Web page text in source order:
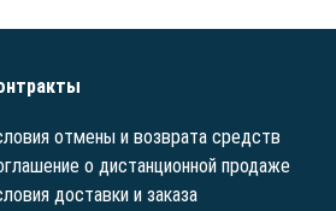
отмены и возврата средств
о дистанционной продаже
доставки и заказа